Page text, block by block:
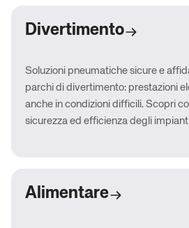
Divertimento
Soluzioni pneumatiche sicure e
parchi di divertimento: prestazioni
anche in condizioni difficili. Scopri
sicurezza ed efficienza degli
Alimentare